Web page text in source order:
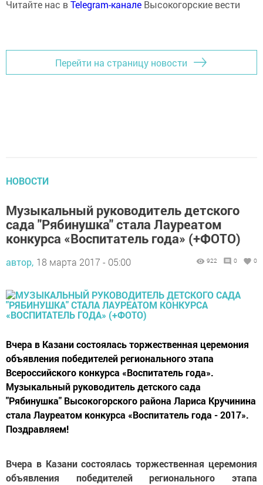
Читайте нас вTelegram-канале Высокогорские вести
Перейти на страницу новости
НОВОСТИ
Музыкальный руководитель детского
сада "Рябинушка" стала Лауреатом
конкурса «Воспитатель года» (+ФОТО)
автор, 18 марта 2017 - 05:00 922 0 0
Вчера в Казани состоялась торжественная церемония
объявления победителей регионального этапа
Всероссийского конкурса «Воспитатель года».
Музыкальный руководитель детского сада
"Рябинушка" Высокогорского района Лариса Кручинина
стала Лауреатом конкурса «Воспитатель года - 2017».
Поздравляем!
Вчера в Казани состоялась торжественная церемония
объявления победителей регионального этапа